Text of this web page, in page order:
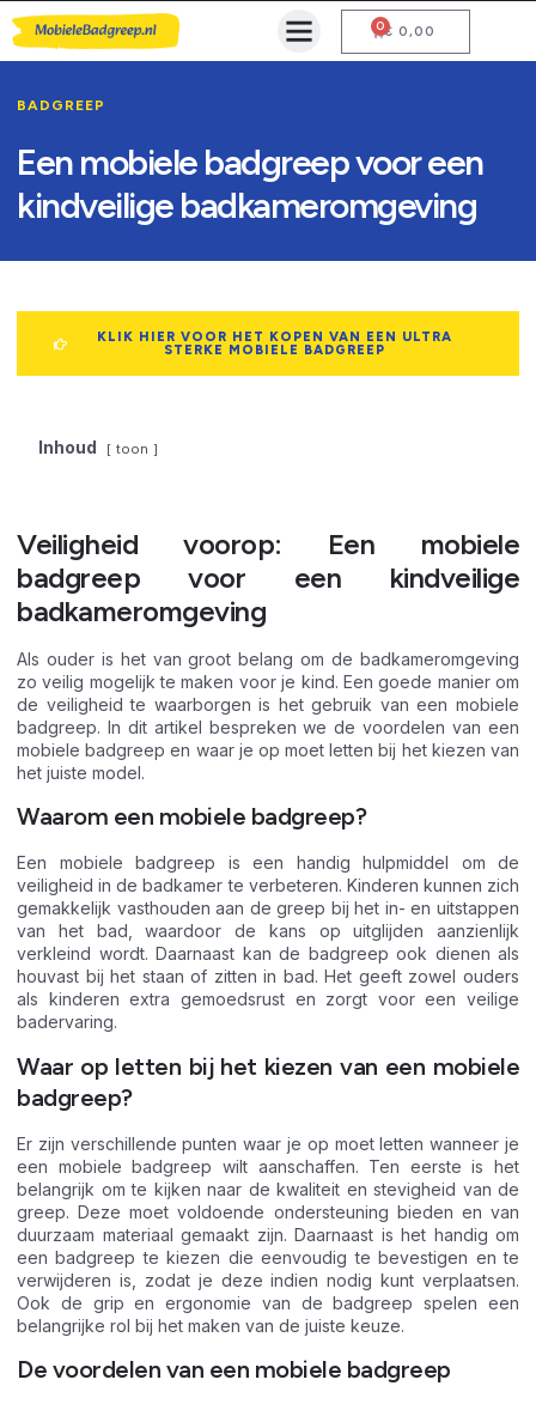
€ 0,00
0
BADGREEP
Een mobiele badgreep voor een
kindveilige badkameromgeving
KLIK HIER VOOR HET KOPEN VAN EEN ULTRA
STERKE MOBIELE BADGREEP
Inhoud toon
Veiligheid voorop: Een mobiele
badgreep voor een kindveilige
badkameromgeving
Als ouder is het van groot belang om de badkameromgeving
zo veilig mogelijk te maken voor je kind. Een goede manier om
de veiligheid te waarborgen is het gebruik van een mobiele
badgreep. In dit artikel bespreken we de voordelen van een
mobiele badgreep en waar je op moet letten bij het kiezen van
het juiste model.
Waarom een mobiele badgreep?
Een mobiele badgreep is een handig hulpmiddel om de
veiligheid in de badkamer te verbeteren. Kinderen kunnen zich
gemakkelijk vasthouden aan de greep bij het in- en uitstappen
van het bad, waardoor de kans op uitglijden aanzienlijk
verkleind wordt. Daarnaast kan de badgreep ook dienen als
houvast bij het staan of zitten in bad. Het geeft zowel ouders
als kinderen extra gemoedsrust en zorgt voor een veilige
badervaring.
Waar op letten bij het kiezen van een mobiele
badgreep?
Er zijn verschillende punten waar je op moet letten wanneer je
een mobiele badgreep wilt aanschaffen. Ten eerste is het
belangrijk om te kijken naar de kwaliteit en stevigheid van de
greep. Deze moet voldoende ondersteuning bieden en van
duurzaam materiaal gemaakt zijn. Daarnaast is het handig om
een badgreep te kiezen die eenvoudig te bevestigen en te
verwijderen is, zodat je deze indien nodig kunt verplaatsen.
Ook de grip en ergonomie van de badgreep spelen een
belangrijke rol bij het maken van de juiste keuze.
De voordelen van een mobiele badgreep